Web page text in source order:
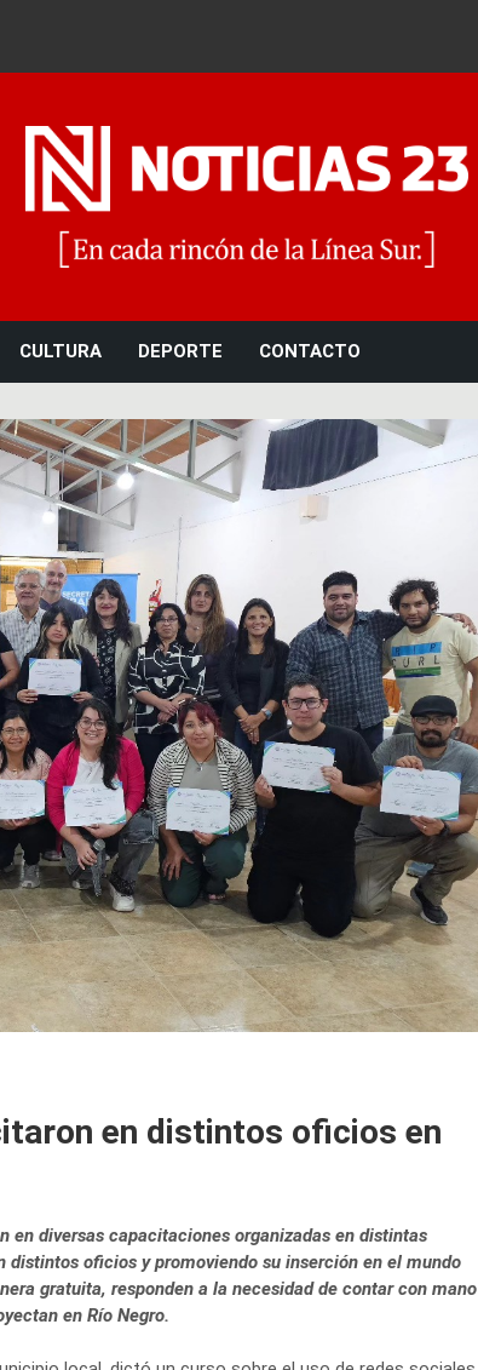
CULTURA DEPORTE CONTACTO
en distintos oficios en
en diversas capacitaciones organizadas en distintas
oficios y promoviendo su inserción en el mundo
gratuita, responden a la necesidad de contar con mano
en Río Negro.